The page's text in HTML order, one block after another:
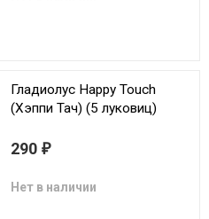
Гладиолус Happy Touch
(Хэппи Тач) (5 луковиц)
290 ₽
Нет в наличии